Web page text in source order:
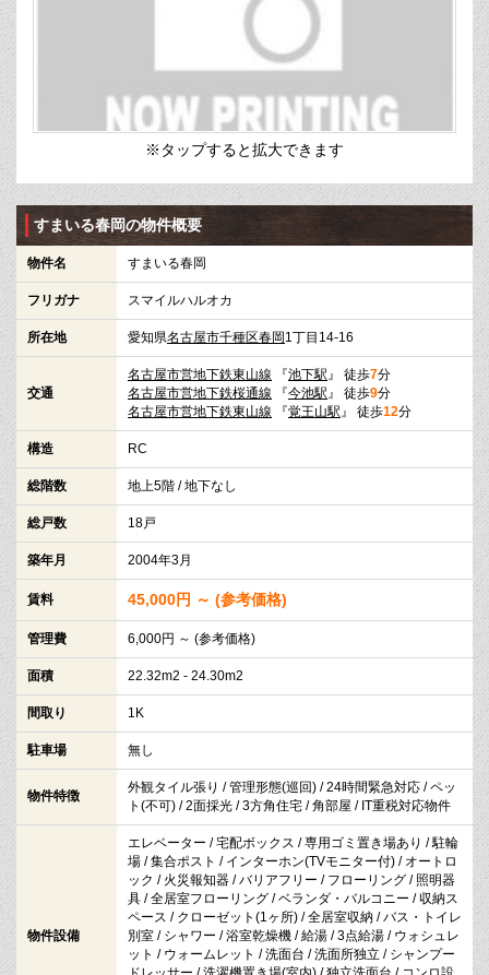
※タップすると拡大できます
すまいる春岡の物件概要
物件名 すまいる春岡
フリガナ スマイルハルオカ
所在地 愛知県名古屋市千種区春岡1丁目14-16
交通
名古屋市営地下鉄東山線 『池下駅 』 徒歩7分
名古屋市営地下鉄桜通線 『今池駅 』 徒歩9分
名古屋市営地下鉄東山線 『覚王山駅 』 徒歩12分
構造 RC
総階数 地上5階 / 地下なし
総戸数 18戸
築年月 2004年3月
賃料 45,000円 ～ (参考価格)
管理費 6,000円 ～ (参考価格)
面積 22.32m2 - 24.30m2
間取り 1K
駐車場 無し
物件特徴
外観タイル張り / 管理形態(巡回) / 24時間緊急対応 / ペッ
ト(不可) / 2面採光 / 3方角住宅 / 角部屋 / IT重税対応物件
物件設備
エレベーター / 宅配ボックス / 専用ゴミ置き場あり / 駐輪
場 / 集合ポスト / インターホン(TVモニター付) / オートロ
ック / 火災報知器 / バリアフリー / フローリング / 照明器
具 / 全居室フローリング / ベランダ・バルコニー / 収納ス
ペース / クローゼット(1ヶ所) / 全居室収納 / バス・トイレ
別室 / シャワー / 浴室乾燥機 / 給湯 / 3点給湯 / ウォシュレ
ット / ウォームレット / 洗面台 / 洗面所独立 / シャンプー